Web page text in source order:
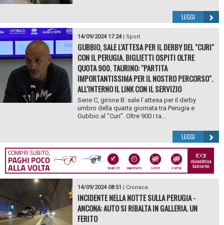
LEGGI
14/09/2024 17:24| Sport
GUBBIO, SALE L'ATTESA PER IL DERBY DEL "CURI"
CON IL PERUGIA. BIGLIETTI OSPITI OLTRE
QUOTA 900. TAURINO: "PARTITA
IMPORTANTISSIMA PER IL NOSTRO PERCORSO".
ALL'INTERNO IL LINK CON IL SERVIZIO
Serie C, girone B: sale l`attesa per il derby
umbro della quarta giornata tra Perugia e
Gubbio al "Curi". Oltre 900 i ta...
LEGGI
14/09/2024 08:51 | Cronaca
INCIDENTE NELLA NOTTE SULLA PERUGIA -
ANCONA: AUTO SI RIBALTA IN GALLERIA. UN
FERITO